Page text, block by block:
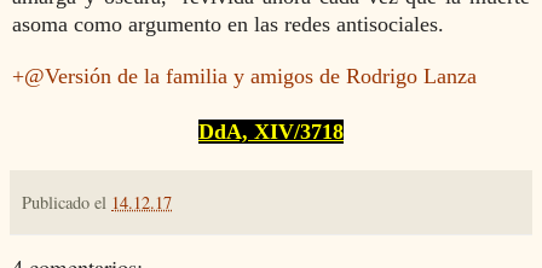
asoma como argumento en las redes antisociales.
+@Versión de la familia y amigos de Rodrigo Lanza
DdA, XIV/3718
Publicado el 14.12.17